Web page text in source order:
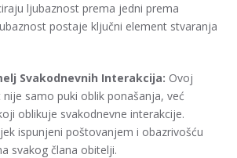
ljubaznost prema jedni prema
postaje ključni element stvaranja
Svakodnevnih Interakcija: Ovoj
samo puki oblik ponašanja, već
oblikuje svakodnevne interakcije.
ispunjeni poštovanjem i obazrivošću
svakog člana obitelji.